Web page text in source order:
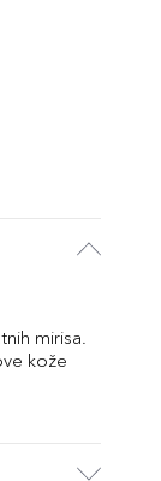
mirisa.
kože